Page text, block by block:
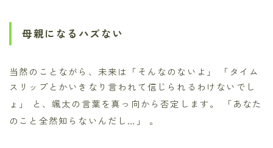
母親になるハズない
当然のことながら、未来は「そんなのないよ」
「タイム
スリップとかいきなり言われて信じられるわけないでし
ょ」
と、颯太の言葉を真っ向から否定します。 「あなた
のこと全然知らないんだし…」 。